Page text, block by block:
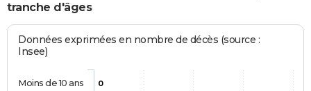
tranche d'âges
Données exprimées en nombre de décès (source :
Insee)
0
Moins de 10 ans